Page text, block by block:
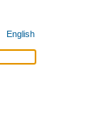
English